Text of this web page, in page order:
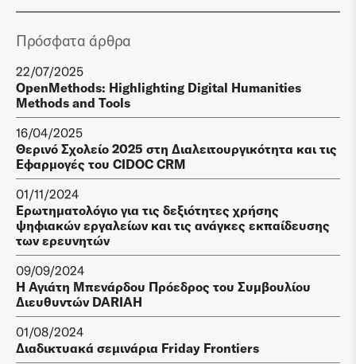
Πρόσφατα άρθρα
22/07/2025
OpenMethods: Highlighting Digital Humanities
Methods and Tools
16/04/2025
Θερινό Σχολείο 2025 στη Διαλειτουργικότητα και τις
Εφαρμογές του CIDOC CRM
01/11/2024
Ερωτηματολόγιο για τις δεξιότητες χρήσης
ψηφιακών εργαλείων και τις ανάγκες εκπαίδευσης
των ερευνητών
09/09/2024
Η Αγιάτη Μπενάρδου Πρόεδρος του Συμβουλίου
Διευθυντών DARIAH
01/08/2024
Διαδικτυακά σεμινάρια Friday Frontiers